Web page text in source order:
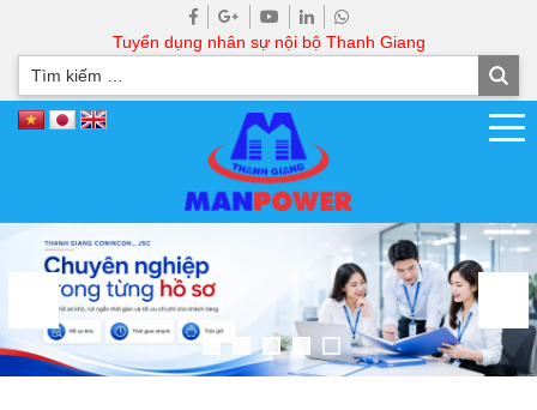
Tuyển dụng nhân sự nội bộ Thanh Giang